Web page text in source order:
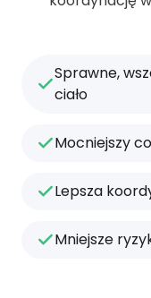
Sprawne,
ciało
Mocniejszy
Lepsza
Mniejsze